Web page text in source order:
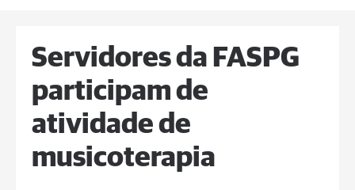
Servidores da FASPG
participam de
atividade de
musicoterapia